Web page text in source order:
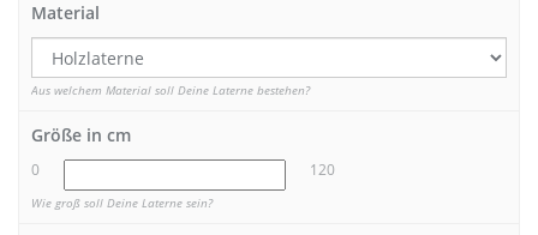
Material
Aus welchem Material soll Deine Laterne bestehen?
Größe in cm
0 120
Wie groß soll Deine Laterne sein?